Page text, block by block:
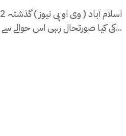
کی کیا صورتحال رہی اس حوالے سے ادارہ...